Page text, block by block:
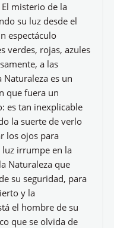
misterio de la
su luz desde el
espectáculo
verdes, rojas, azules
a las
es un
que fuera un
es tan inexplicable
la suerte de verlo
los ojos para
irrumpe en la
Naturaleza que
su seguridad, para
y la
el hombre de su
que se olvida de